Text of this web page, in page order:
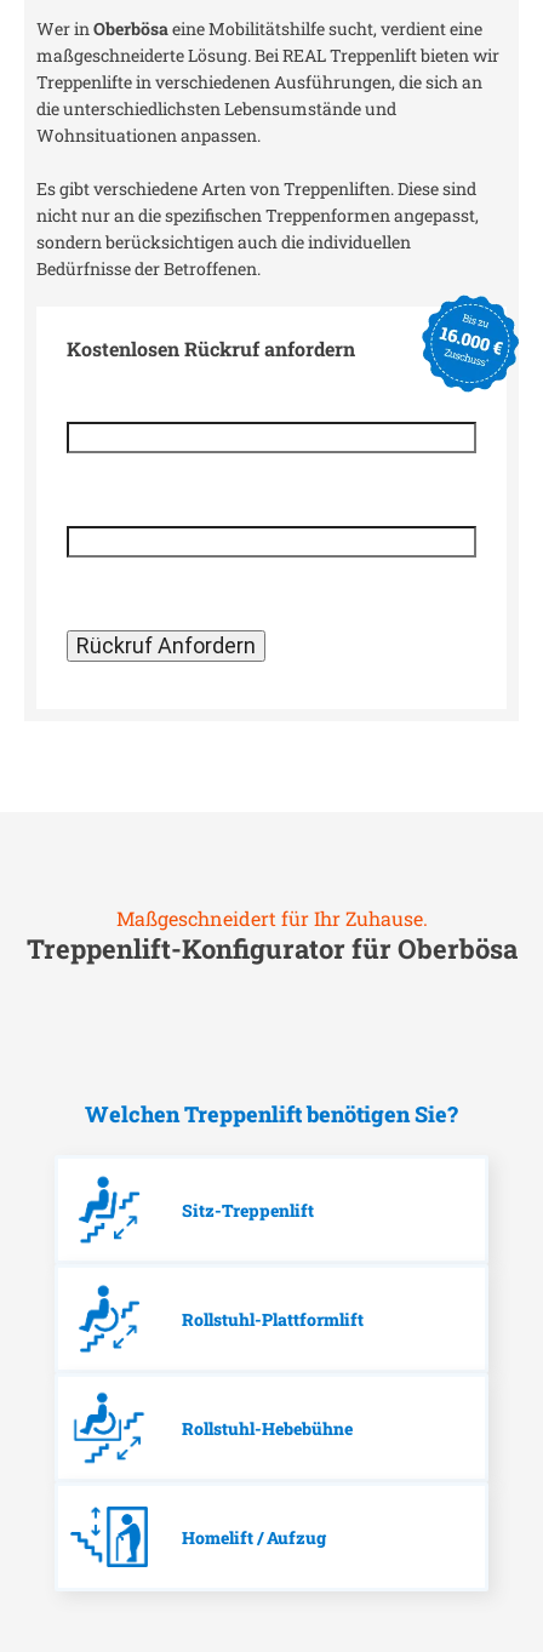
Wer inOberbösaeine Mobilitätshilfe sucht, verdient eine
maßgeschneiderte Lösung. Bei REAL Treppenlift bieten wir
Treppenlifte in verschiedenen Ausführungen, die sich an
die unterschiedlichsten Lebensumstände und
Wohnsituationen anpassen.
Es gibt verschiedene Arten von Treppenliften. Diese sind
nicht nur an die spezifischen Treppenformen angepasst,
sondern berücksichtigen auch die individuellen
Bedürfnisse der Betroffenen.
Kostenlosen Rückruf anfordern
Maßgeschneidert für Ihr Zuhause.
Treppenlift-Konfigurator fürOberbösa
Welchen Treppenlift benötigen Sie?
Sitz-Treppenlift
Rollstuhl-Plattformlift
Rollstuhl-Hebebühne
Homelift / Aufzug